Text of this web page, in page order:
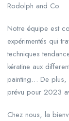
Rodolph and Co.
Notre équipe est
expérimentés qui
techniques
kératine aux
painting… De plus,
prévu pour 2023
Chez nous, la